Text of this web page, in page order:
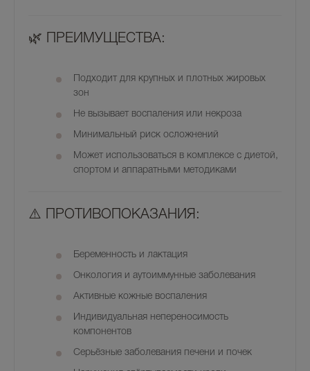
🌿 ПРЕИМУЩЕСТВА:
Подходит для крупных и плотных жировых
зон
Не вызывает воспаления или некроза
Минимальный риск осложнений
Может использоваться в комплексе с диетой,
спортом и аппаратными методиками
⚠️ ПРОТИВОПОКАЗАНИЯ:
Беременность и лактация
Онкология и аутоиммунные заболевания
Активные кожные воспаления
Индивидуальная непереносимость
компонентов
Серьёзные заболевания печени и почек